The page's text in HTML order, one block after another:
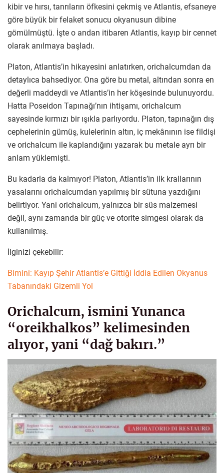
kibir ve hırsı, tanrıların öfkesini çekmiş ve Atlantis, efsaneye
göre büyük bir felaket sonucu okyanusun dibine
gömülmüştü. İşte o andan itibaren Atlantis, kayıp bir cennet
olarak anılmaya başladı.
Platon, Atlantis’in hikayesini anlatırken, orichalcumdan da
detaylıca bahsediyor. Ona göre bu metal, altından sonra en
değerli maddeydi ve Atlantis’in her köşesinde bulunuyordu.
Hatta Poseidon Tapınağı’nın ihtişamı, orichalcum
sayesinde kırmızı bir ışıkla parlıyordu. Platon, tapınağın dış
cephelerinin gümüş, kulelerinin altın, iç mekânının ise fildişi
ve orichalcum ile kaplandığını yazarak bu metale ayrı bir
anlam yüklemişti.
Bu kadarla da kalmıyor! Platon, Atlantis’in ilk krallarının
yasalarını orichalcumdan yapılmış bir sütuna yazdığını
belirtiyor. Yani orichalcum, yalnızca bir süs malzemesi
değil, aynı zamanda bir güç ve otorite simgesi olarak da
kullanılmış.
İlginizi çekebilir:
Bimini: Kayıp Şehir Atlantis’e Gittiği İddia Edilen Okyanus
Tabanındaki Gizemli Yol
Orichalcum, ismini Yunanca
“oreikhalkos” kelimesinden
alıyor, yani “dağ bakırı.”